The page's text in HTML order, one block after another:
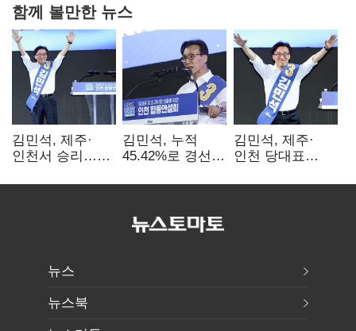
함께 볼만한 뉴스
김민석, 제주·
인천서 승리…
탈환'(종합)
김민석, 누적
45.42%로 경선
격차
김민석, 제주·
인천 당대표
뉴스
뉴스북